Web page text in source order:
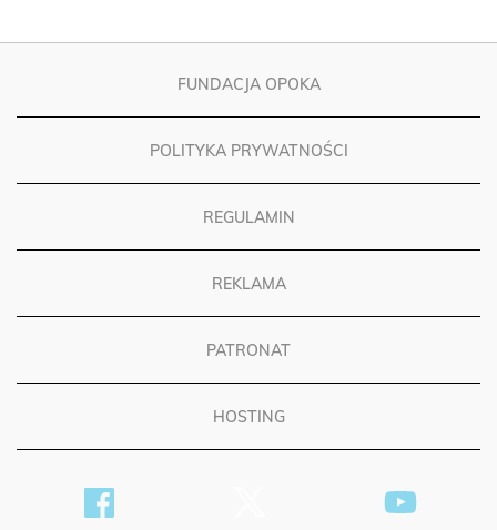
FUNDACJA OPOKA
POLITYKA PRYWATNOŚCI
REGULAMIN
REKLAMA
PATRONAT
HOSTING